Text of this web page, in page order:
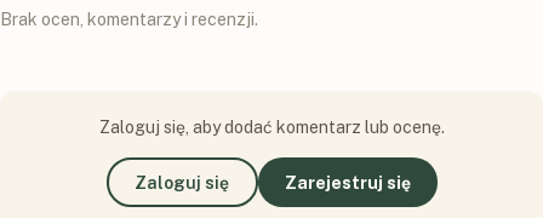
Brak ocen, komentarzy i recenzji.
Zaloguj się, aby dodać komentarz lub ocenę.
Zaloguj się Zarejestruj się